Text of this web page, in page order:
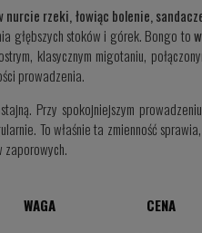
nurcie rzeki, łowiąc bolenie,
głębszych stoków i górek. Bongo to
klasycznym migotaniu,
prowadzenia.
Przy spokojniejszym
To właśnie ta zmienność
zaporowych.
WAGA
CENA